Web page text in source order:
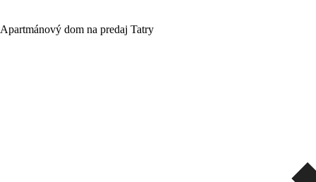
Apartmánový dom na predaj Tatry